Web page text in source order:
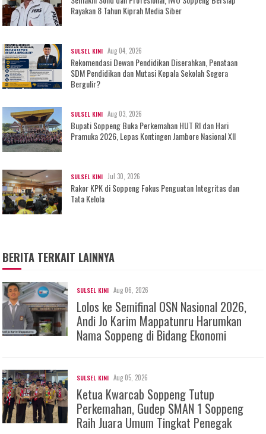
Rayakan 8 Tahun Kiprah Media Siber
SULSEL KINI Aug 04, 2026
Rekomendasi Dewan Pendidikan Diserahkan, Penataan
SDM Pendidikan dan Mutasi Kepala Sekolah Segera
Bergulir?
SULSEL KINI Aug 03, 2026
Bupati Soppeng Buka Perkemahan HUT RI dan Hari
Pramuka 2026, Lepas Kontingen Jambore Nasional XII
SULSEL KINI Jul 30, 2026
Rakor KPK di Soppeng Fokus Penguatan Integritas dan
Tata Kelola
BERITA TERKAIT LAINNYA
SULSEL KINI Aug 06, 2026
Lolos ke Semifinal OSN Nasional 2026,
Andi Jo Karim Mappatunru Harumkan
Nama Soppeng di Bidang Ekonomi
SULSEL KINI Aug 05, 2026
Ketua Kwarcab Soppeng Tutup
Perkemahan, Gudep SMAN 1 Soppeng
Raih Juara Umum Tingkat Penegak